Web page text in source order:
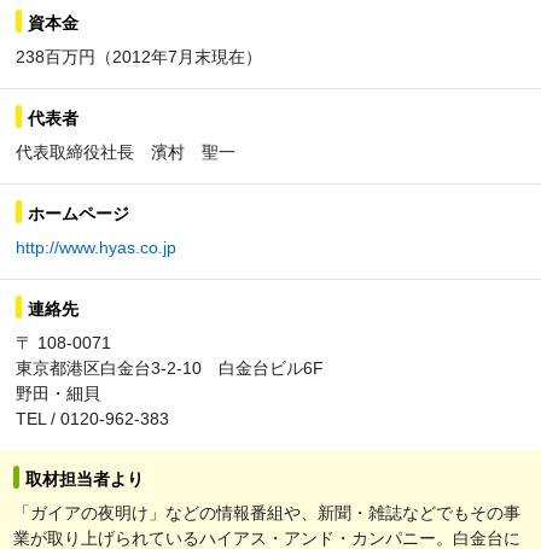
資本金
238百万円（2012年7月末現在）
代表者
代表取締役社長 濱村 聖一
ホームページ
http://www.hyas.co.jp
連絡先
〒 108-0071
東京都港区白金台3-2-10 白金台ビル6F
野田・細貝
TEL / 0120-962-383
取材担当者より
「ガイアの夜明け」などの情報番組や、新聞・雑誌などでもその事
業が取り上げられているハイアス・アンド・カンパニー。白金台に